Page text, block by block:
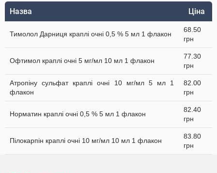
Назва Ціна
Тимолол Дарниця краплі очні 0,5 % 5 мл 1 флакон
68.50
грн
Офтимол краплі очні 5 мг/мл 10 мл 1 флакон
77.30
грн
Атропіну сульфат краплі очні 10 мг/мл 5 мл 1
флакон
82.00
грн
Норматин краплі очні 0,5 % 5 мл 1 флакон
82.40
грн
Пілокарпін краплі очні 10 мг/мл 10 мл 1 флакон
83.80
грн